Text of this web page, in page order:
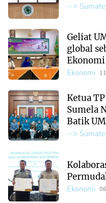
-->
Geliat
global
Ekonomi
Ketua
Sumela
Batik
-->
Ekonomi